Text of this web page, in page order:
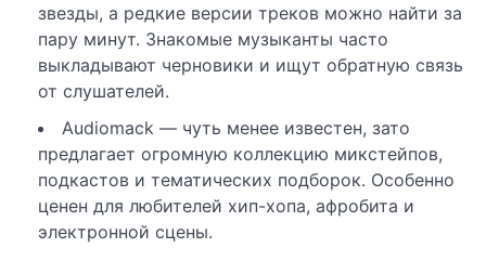
звезды, а редкие версии треков можно найти за
пару минут. Знакомые музыканты часто
выкладывают черновики и ищут обратную связь
от слушателей.
Audiomack — чуть менее известен, зато
предлагает огромную коллекцию микстейпов,
подкастов и тематических подборок. Особенно
ценен для любителей хип-хопа, афробита и
электронной сцены.